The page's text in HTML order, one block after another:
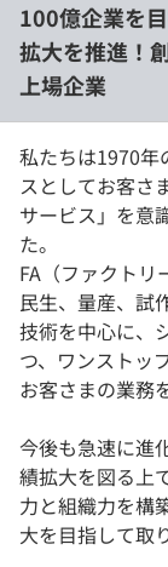
個人向けプラン
法人向けプラン
学校向けプラン
契約内容・クーポン
100億企業を
拡大を推進！
上場企業
私たちは1970年
スとしてお客さ
サービス」を意
た。
FA（ファクトリ
民生、量産、試
技術を中心に、
つ、ワンストッ
お客さまの業務
今後も急速に進
績拡大を図る上
力と組織力を構
大を目指して取